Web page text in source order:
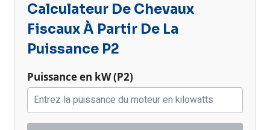
Calculateur De Chevaux
Fiscaux À Partir De La
Puissance P2
Puissance en kW (P2)